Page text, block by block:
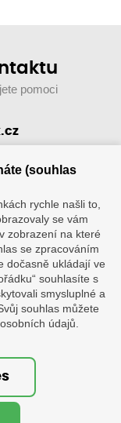
pomoci
Tenisové
kurty
8.30–20
hod.
Palackého
1316,Kostelec
(souhlas
rychle našli to,
se vám
zobrazení na které
se zpracováním
dočasně ukládají ve
souhlasíte s
smysluplné a
souhlas můžete
údajů.